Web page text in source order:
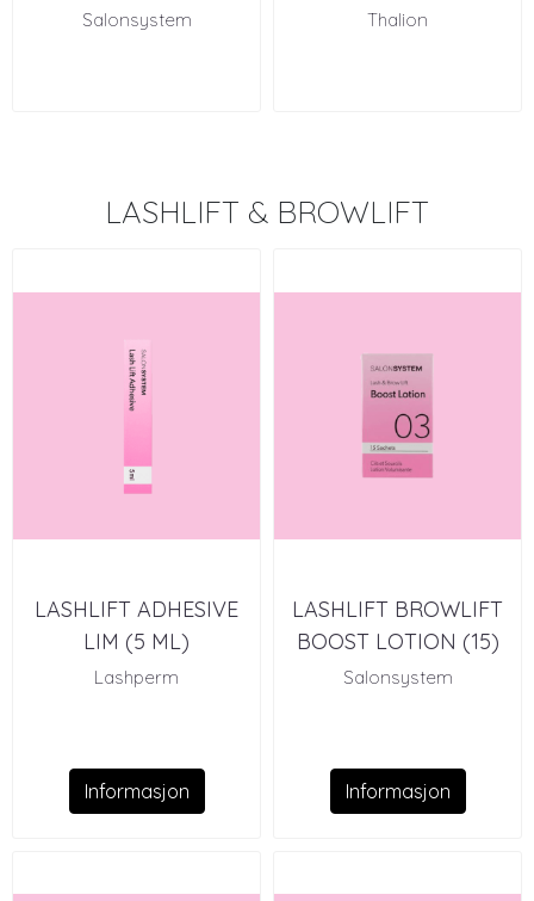
Salonsystem
ESSENTIAL CREAM 50
Thalion
LASHLIFT & BROWLIFT
LASHLIFT ADHESIVE
LIM (5 ML)
Lashperm
Informasjon
LASHLIFT BROWLIFT
BOOST LOTION (15)
Salonsystem
Informasjon